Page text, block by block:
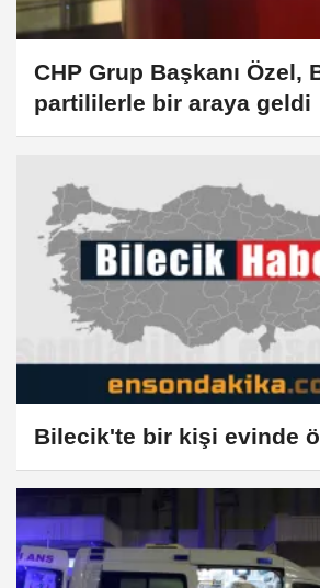
CHP Grup Başkanı Özel,
partililerle bir araya geldi
Bilecik'te bir kişi evinde